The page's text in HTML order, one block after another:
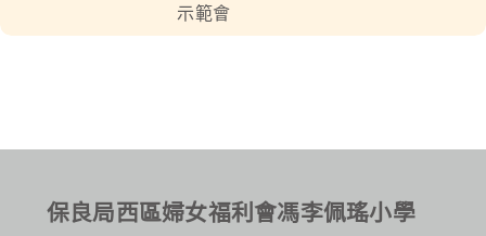
示範會
保良局西區婦女福利會馮李佩瑤小學